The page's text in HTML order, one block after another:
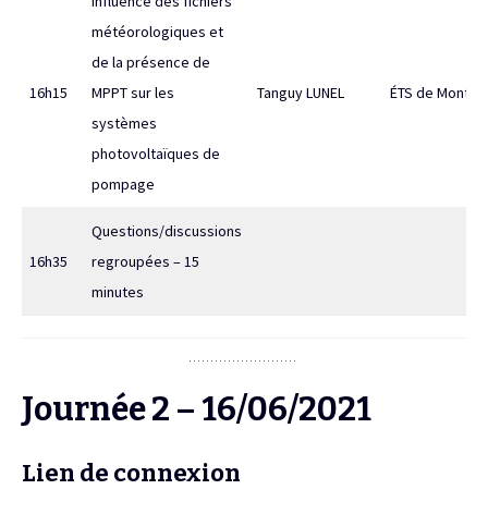
16h15
météorologiques et
de la présence de
MPPT sur les
systèmes
photovoltaïques de
pompage
Tanguy LUNEL ÉTS de
16h35
Questions/discussions
regroupées – 15
minutes
Journée 2 – 16/06/2021
Lien de connexion